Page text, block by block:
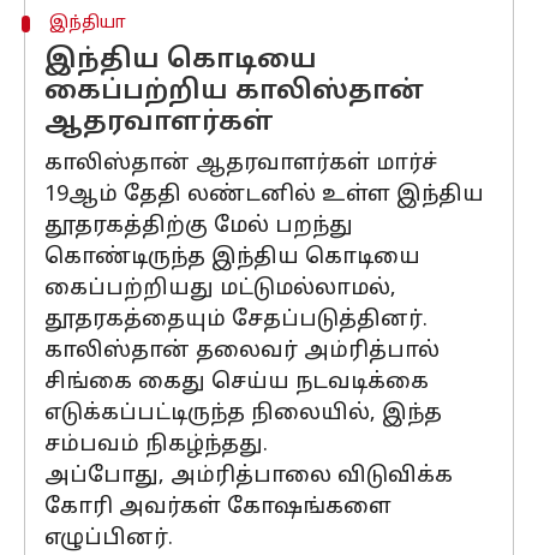
இந்தியா
இந்திய கொடியை
கைப்பற்றிய காலிஸ்தான்
ஆதரவாளர்கள்
காலிஸ்தான் ஆதரவாளர்கள் மார்ச்
19ஆம் தேதி லண்டனில் உள்ள இந்திய
தூதரகத்திற்கு மேல் பறந்து
கொண்டிருந்த இந்திய கொடியை
கைப்பற்றியது மட்டுமல்லாமல்,
தூதரகத்தையும் சேதப்படுத்தினர்.
காலிஸ்தான் தலைவர் அம்ரித்பால்
சிங்கை கைது செய்ய நடவடிக்கை
எடுக்கப்பட்டிருந்த நிலையில், இந்த
சம்பவம் நிகழ்ந்தது.
அப்போது, அம்ரித்பாலை விடுவிக்க
கோரி அவர்கள் கோஷங்களை
எழுப்பினர்.